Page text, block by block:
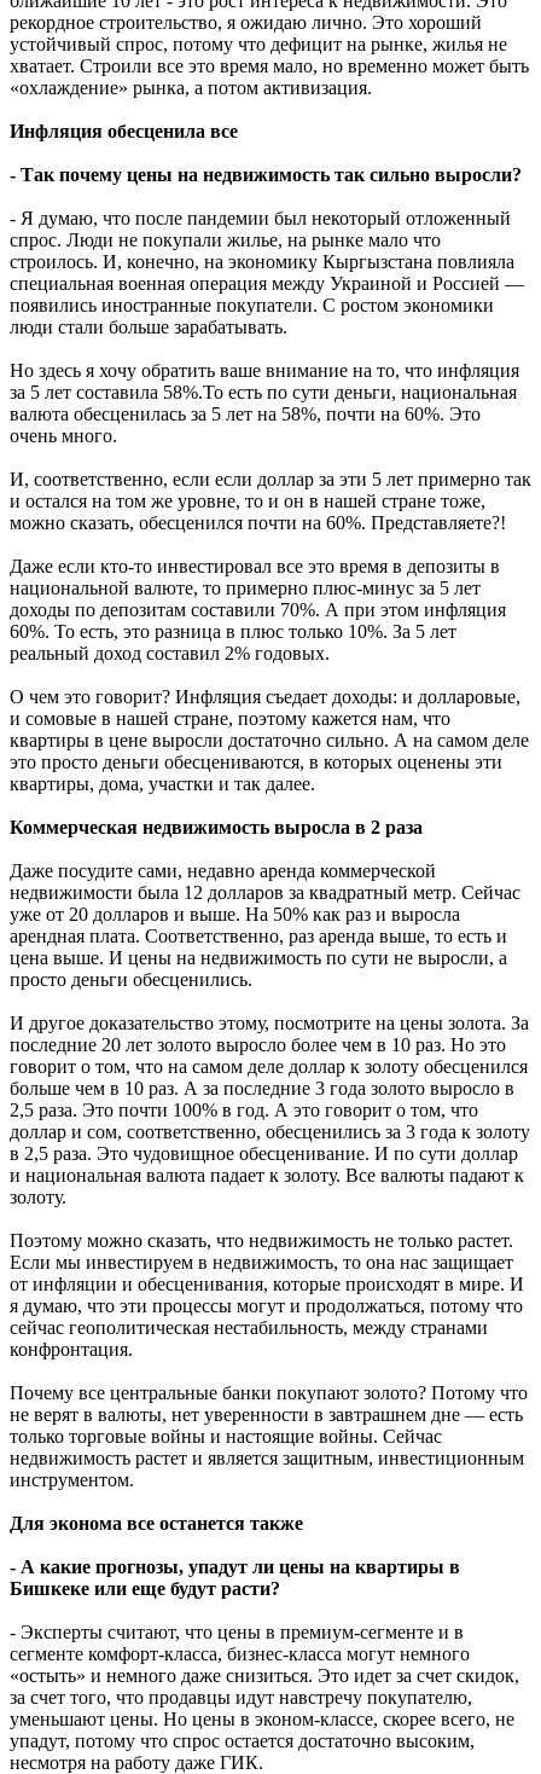
рекордное строительство, я ожидаю лично. Это хороший
устойчивый спрос, потому что дефицит на рынке, жилья не
хватает. Строили все это время мало, но временно может быть
«охлаждение» рынка, а потом активизация.
Инфляция обесценила все
- Так почему цены на недвижимость так сильно выросли?
- Я думаю, что после пандемии был некоторый отложенный
спрос. Люди не покупали жилье, на рынке мало что
строилось. И, конечно, на экономику Кыргызстана повлияла
специальная военная операция между Украиной и Россией —
появились иностранные покупатели. С ростом экономики
люди стали больше зарабатывать.
Но здесь я хочу обратить ваше внимание на то, что инфляция
за 5 лет составила 58%.То есть по сути деньги, национальная
валюта обесценилась за 5 лет на 58%, почти на 60%. Это
очень много.
И, соответственно, если если доллар за эти 5 лет примерно так
и остался на том же уровне, то и он в нашей стране тоже,
можно сказать, обесценился почти на 60%. Представляете?!
Даже если кто-то инвестировал все это время в депозиты в
национальной валюте, то примерно плюс-минус за 5 лет
доходы по депозитам составили 70%. А при этом инфляция
60%. То есть, это разница в плюс только 10%. За 5 лет
реальный доход составил 2% годовых.
О чем это говорит? Инфляция съедает доходы: и долларовые,
и сомовые в нашей стране, поэтому кажется нам, что
квартиры в цене выросли достаточно сильно. А на самом деле
это просто деньги обесцениваются, в которых оценены эти
квартиры, дома, участки и так далее.
Коммерческая недвижимость выросла в 2 раза
Даже посудите сами, недавно аренда коммерческой
недвижимости была 12 долларов за квадратный метр. Сейчас
уже от 20 долларов и выше. На 50% как раз и выросла
арендная плата. Соответственно, раз аренда выше, то есть и
цена выше. И цены на недвижимость по сути не выросли, а
просто деньги обесценились.
И другое доказательство этому, посмотрите на цены золота. За
последние 20 лет золото выросло более чем в 10 раз. Но это
говорит о том, что на самом деле доллар к золоту обесценился
больше чем в 10 раз. А за последние 3 года золото выросло в
2,5 раза. Это почти 100% в год. А это говорит о том, что
доллар и сом, соответственно, обесценились за 3 года к золоту
в 2,5 раза. Это чудовищное обесценивание. И по сути доллар
и национальная валюта падает к золоту. Все валюты падают к
золоту.
Поэтому можно сказать, что недвижимость не только растет.
Если мы инвестируем в недвижимость, то она нас защищает
от инфляции и обесценивания, которые происходят в мире. И
я думаю, что эти процессы могут и продолжаться, потому что
сейчас геополитическая нестабильность, между странами
конфронтация.
Почему все центральные банки покупают золото? Потому что
не верят в валюты, нет уверенности в завтрашнем дне — есть
только торговые войны и настоящие войны. Сейчас
недвижимость растет и является защитным, инвестиционным
инструментом.
Для эконома все останется также
- А какие прогнозы, упадут ли цены на квартиры в
Бишкеке или еще будут расти?
- Эксперты считают, что цены в премиум-сегменте и в
сегменте комфорт-класса, бизнес-класса могут немного
«остыть» и немного даже снизиться. Это идет за счет скидок,
за счет того, что продавцы идут навстречу покупателю,
уменьшают цены. Но цены в эконом-классе, скорее всего, не
упадут, потому что спрос остается достаточно высоким,
несмотря на работу даже ГИК.